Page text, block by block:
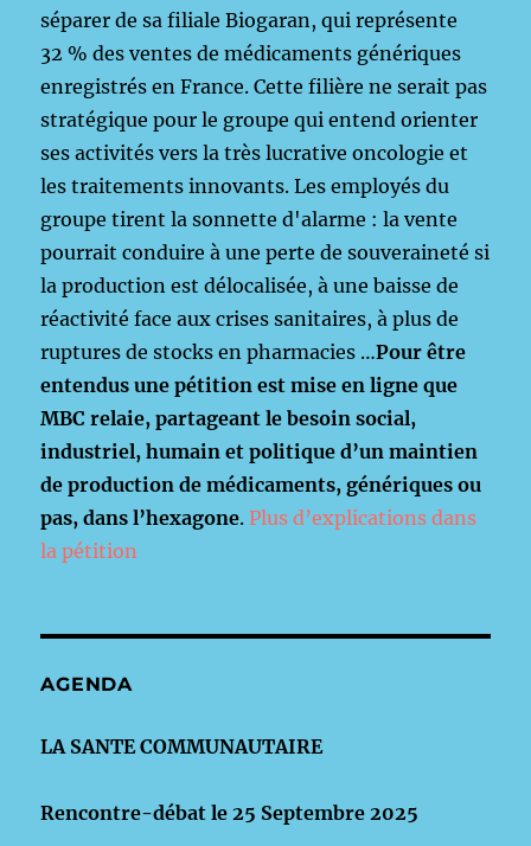
séparer de sa filiale Biogaran, qui représente
32 % des ventes de médicaments génériques
enregistrés en France. Cette filière ne serait pas
stratégique pour le groupe qui entend orienter
ses activités vers la très lucrative oncologie et
les traitements innovants. Les employés du
groupe tirent la sonnette d'alarme : la vente
pourrait conduire à une perte de souveraineté si
la production est délocalisée, à une baisse de
réactivité face aux crises sanitaires, à plus de
ruptures de stocks en pharmacies …Pour être
entendus une pétition est mise en ligne que
MBC relaie, partageant le besoin social,
industriel, humain et politique d’un maintien
de production de médicaments, génériques ou
pas, dans l’hexagone. Plus d’explications dans
la pétition
AGENDA
LA SANTE COMMUNAUTAIRE
Rencontre-débat le 25 Septembre 2025